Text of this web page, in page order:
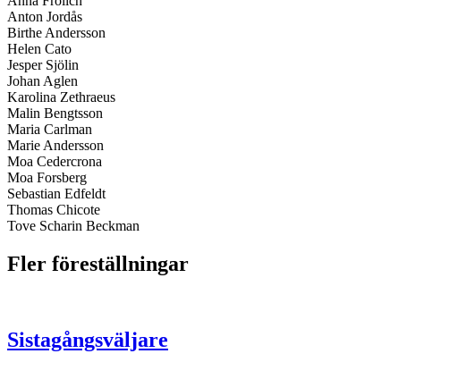
Anton Jordås
Birthe Andersson
Helen Cato
Jesper Sjölin
Johan Aglen
Karolina Zethraeus
Malin Bengtsson
Maria Carlman
Marie Andersson
Moa Cedercrona
Moa Forsberg
Sebastian Edfeldt
Thomas Chicote
Tove Scharin Beckman
Fler föreställningar
Sistagångsväljare